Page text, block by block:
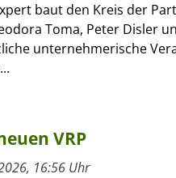
baut den Kreis der
Toma, Peter Disler
unternehmerische
VRP
16:56 Uhr